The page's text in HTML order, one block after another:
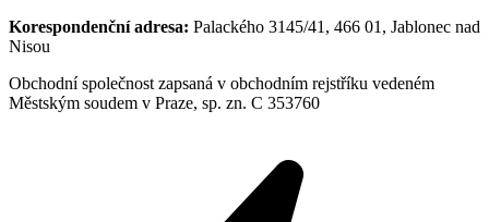
Korespondenční adresa: Palackého 3145/41, 466 01, Jablonec nad
Nisou
Obchodní společnost zapsaná v obchodním rejstříku vedeném
Městským soudem v Praze, sp. zn. C 353760